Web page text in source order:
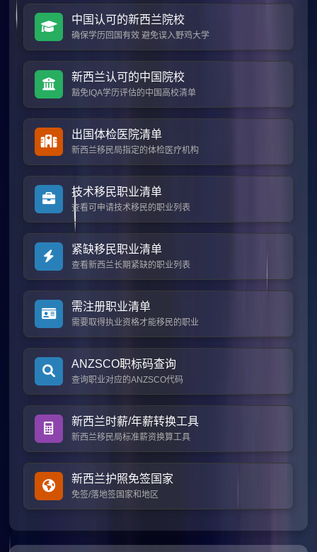
中国认可的新西兰院校
确保学历回国有效 避免误入野鸡大学
新西兰认可的中国院校
豁免IQA学历评估的中国高校清单
出国体检医院清单
新西兰移民局指定的体检医疗机构
技术移民职业清单
查看可申请技术移民的职业列表
紧缺移民职业清单
查看新西兰长期紧缺的职业列表
需注册职业清单
需要取得执业资格才能移民的职业
ANZSCO职标码查询
查询职业对应的ANZSCO代码
新西兰时薪/年薪转换工具
新西兰移民局标准薪资换算工具
新西兰护照免签国家
免签/落地签国家和地区